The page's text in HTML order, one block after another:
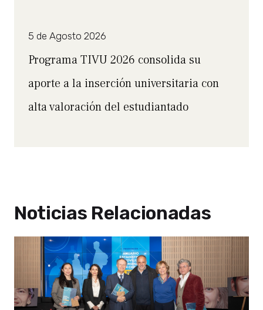
5 de Agosto 2026
Programa TIVU 2026 consolida su
aporte a la inserción universitaria con
alta valoración del estudiantado
Noticias Relacionadas